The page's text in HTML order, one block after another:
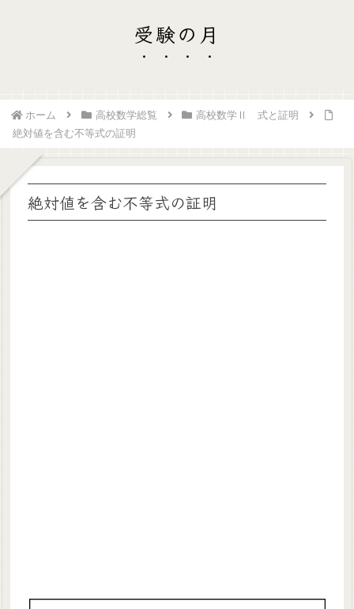
受験の月
ホーム 高校数学総覧
高校数学Ⅱ 式と証明
絶対値を含む不等式の証明
絶対値を含む不等式の証明